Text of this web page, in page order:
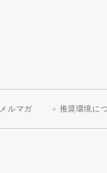
メルマガ 推奨環境に